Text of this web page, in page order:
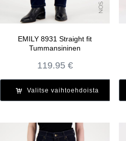
EMILY 8931 Straight fit
Tummansininen
119.95 €
Valitse vaihtoehdoista